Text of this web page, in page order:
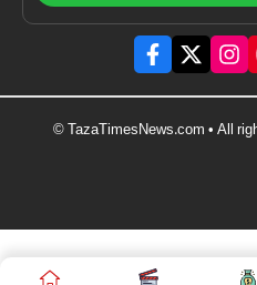
© TazaTimesNews.com • All